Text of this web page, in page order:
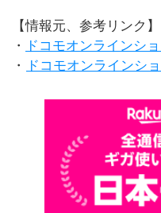
【情報元、参考リンク】
・
ドコモオンラインシ
・
ドコモオンラインシ